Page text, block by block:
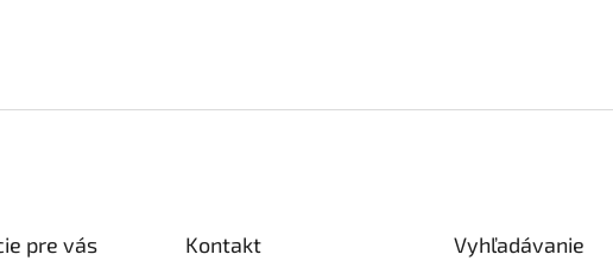
pre vás Kontakt Vyhľadávanie